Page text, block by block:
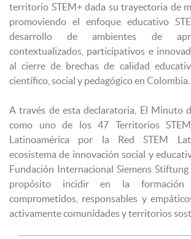
territorio STEM+ dada su trayectoria de
promoviendo el enfoque educativo
desarrollo de ambientes de
contextualizados, participativos e
al cierre de brechas de calidad
científico, social y pedagógico en Colombia.
A través de esta declaratoria, El Minuto
como uno de los 47 Territorios
Latinoamérica por la Red STEM
ecosistema de innovación social y
Fundación Internacional Siemens
propósito incidir en la formación
comprometidos, responsables y
activamente comunidades y territorios